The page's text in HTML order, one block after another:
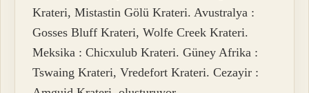
Krateri, Mistastin Gölü Krateri. Avustralya :
Gosses Bluff Krateri, Wolfe Creek Krateri.
Meksika : Chicxulub Krateri. Güney Afrika :
Tswaing Krateri, Vredefort Krateri. Cezayir :